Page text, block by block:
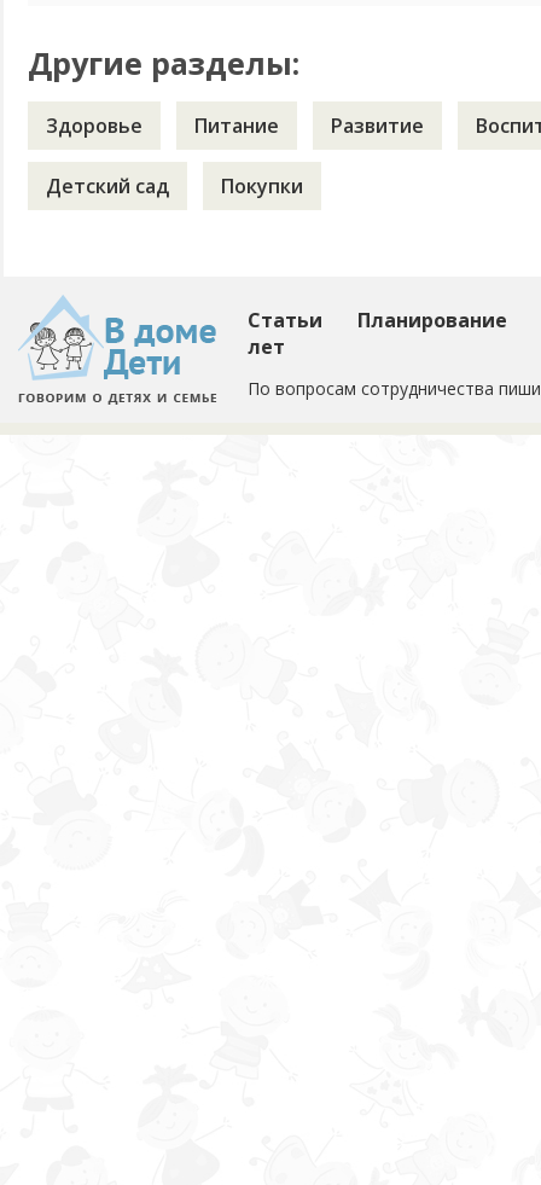
Другие разделы:
Здоровье Питание Развитие
Детский сад Покупки
Статьи
Планирование
лет
По вопросам сотрудничества